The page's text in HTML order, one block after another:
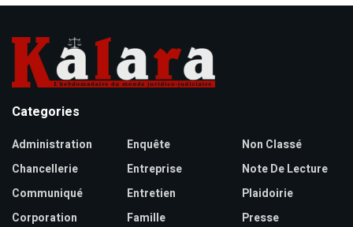
Categories
Administration
Chancellerie
Communiqué
Corporation
Enquête
Entreprise
Entretien
Famille
Non Classé
Note De Lecture
Plaidoirie
Presse